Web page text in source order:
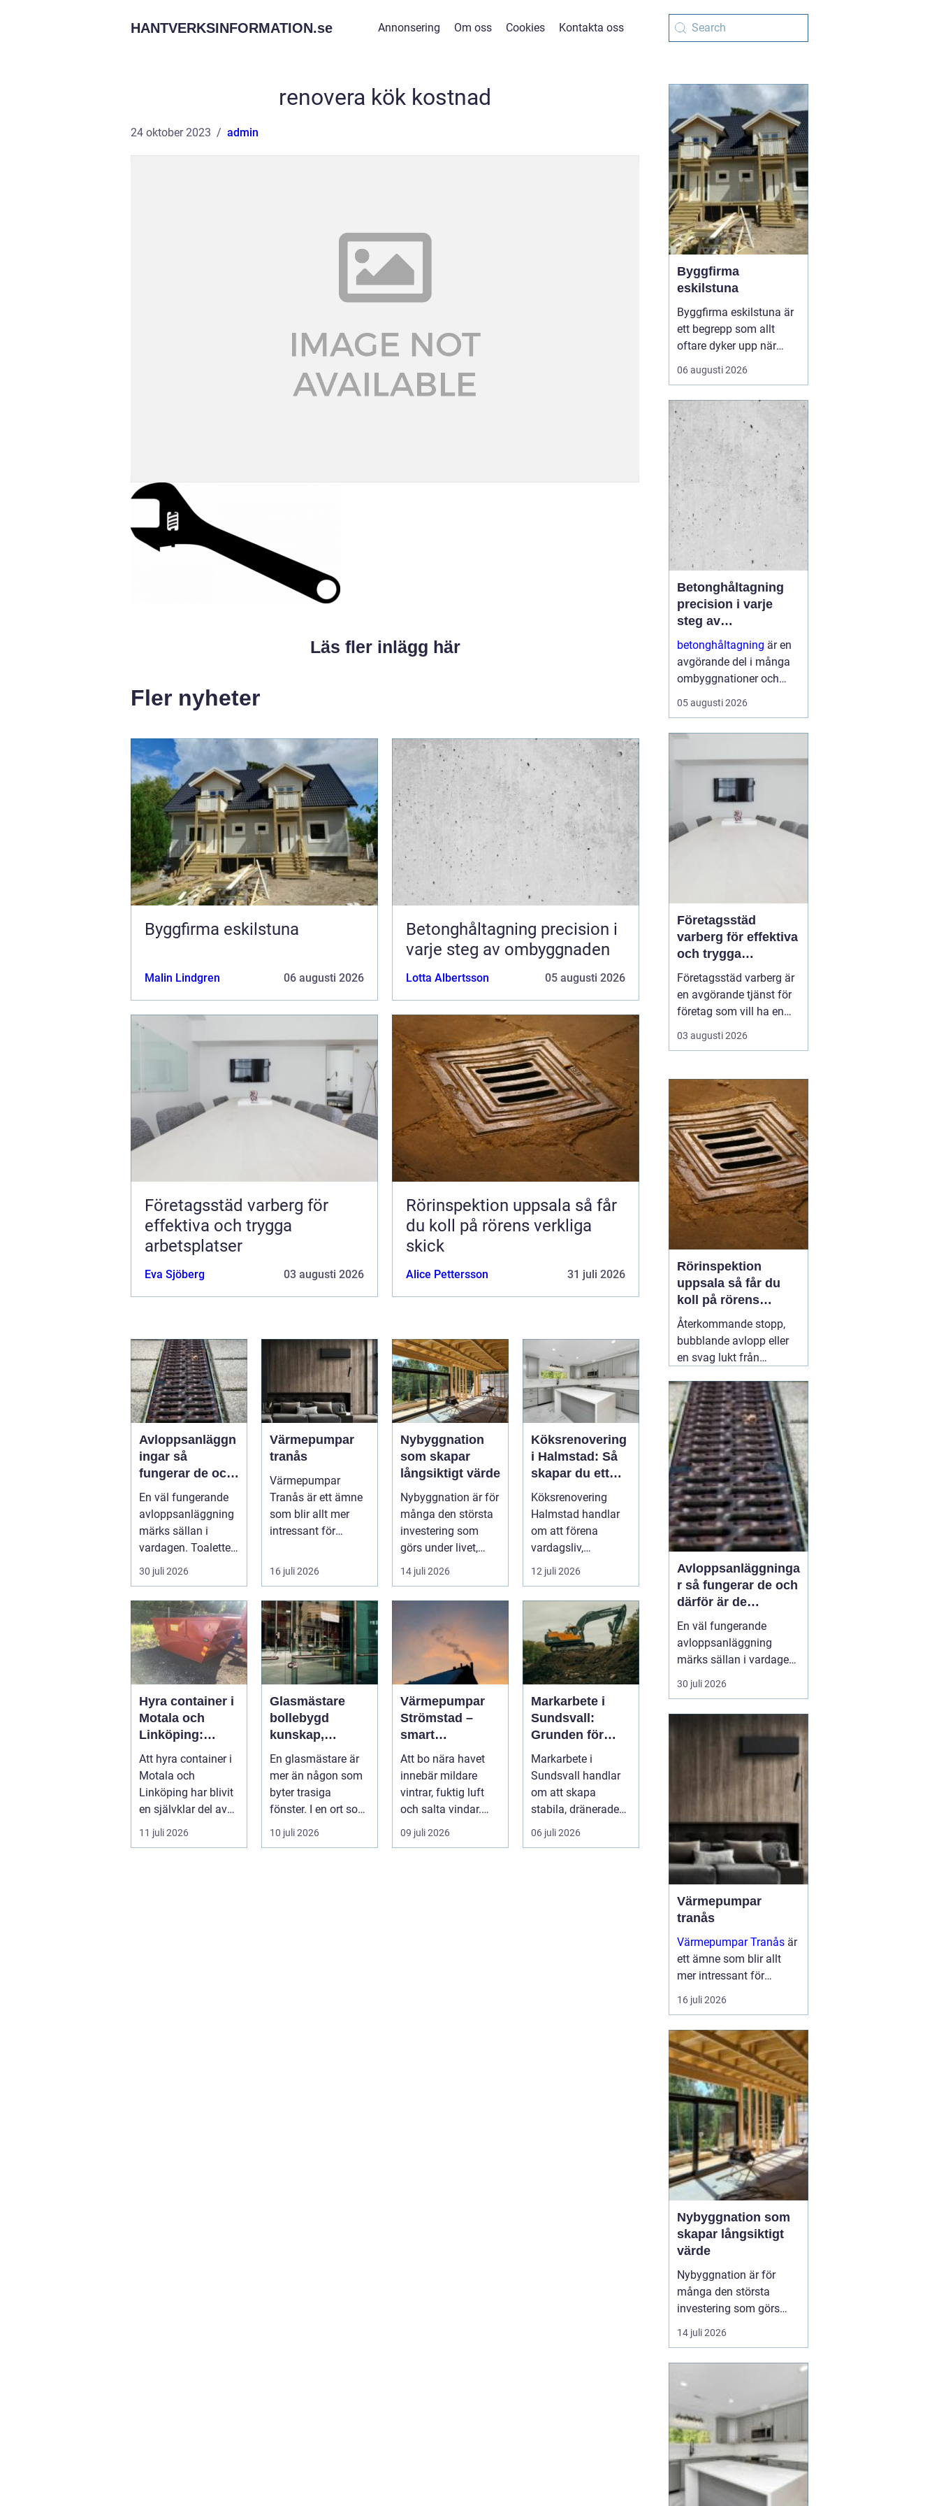
HANTVERKSINFORMATION.se Annonsering Om oss Cookies Kontakta oss
renovera kök kostnad
24 oktober 2023 admin
Läs fler inlägg här
Fler nyheter
Byggfirma eskilstuna
Malin Lindgren 06 augusti 2026
Betonghåltagning precision i
varje steg av ombyggnaden
Lotta Albertsson 05 augusti 2026
Företagsstäd varberg för
effektiva och trygga
arbetsplatser
Eva Sjöberg 03 augusti 2026
Rörinspektion uppsala så får
du koll på rörens verkliga
skick
Alice Pettersson 31 juli 2026
Avloppsanläggn
ingar så
fungerar de och
därför är de
viktigare än
många tror
En väl fungerande
avloppsanläggning
märks sällan i
vardagen. Toaletten
spolas, vattnet
rinner undan ...
30 juli 2026
Värmepumpar
tranås
Värmepumpar
Tranås är ett ämne
som blir allt mer
intressant för
bostadsrättsförenin
gar o...
16 juli 2026
Nybyggnation
som skapar
långsiktigt värde
Nybyggnation är för
många den största
investering som
görs under livet,
b&...
14 juli 2026
Köksrenovering
i Halmstad: Så
skapar du ett
funktionellt och
trivsamt kök
Köksrenovering
Halmstad handlar
om att förena
vardagsliv,
matlagning och
umgänge i et...
12 juli 2026
Hyra container i
Motala och
Linköping:
Smart
avfallshantering
för projekt i alla
storlekar
Att hyra container i
Motala och
Linköping har blivit
en självklar del av
många bygg-...
11 juli 2026
Glasmästare
bollebygd
kunskap,
kvalitet och
smarta
glaslösningar
En glasmästare är
mer än någon som
byter trasiga
fönster. I en ort som
Bollebygd handlar
yrket lika ...
10 juli 2026
Värmepumpar
Strömstad –
smart
uppvärmning i
kustklimat
Att bo nära havet
innebär mildare
vintrar, fuktig luft
och salta vindar.
Det påverka...
09 juli 2026
Markarbete i
Sundsvall:
Grunden för
hållbara hus,
vägar och
Markarbete i
Sundsvall handlar
om att skapa
stabila, dränerade
och funktionella
markytor som kl...
06 juli 2026
Byggfirma
eskilstuna
Byggfirma eskilstuna är
ett begrepp som allt
oftare dyker upp när
privatpersoner och
företag söker trygga
markarbeten i
mälardalen. En väl vald
entreprenör blir
skillnaden mellan ett
smidigt projekt med
hållbart resultat och en
p...
06 augusti 2026
Betonghåltagning
precision i varje
steg av
ombyggnaden
betonghåltagning är en
avgörande del i många
ombyggnationer och
installationer. När nya
rör, ventilation,
befintlig stomme krävs
hål och öppningar...
05 augusti 2026
Företagsstäd
varberg för effektiva
och trygga
arbetsplatser
Företagsstäd varberg är
en avgörande tjänst för
företag som vill ha en
ren, trygg och
professionell
välstädad lokal skapar
inte bara ett bättre
intryck för kunder och
samarbetspartners, utan
påverkar även
medarbetarnas fokus,
hälsa oc...
03 augusti 2026
Rörinspektion
uppsala så får du
koll på rörens
verkliga skick
Återkommande stopp,
bubblande avlopp eller
en svag lukt från
som många ignorerar
lite för länge. Under ytan
kan rören redan vara
slitna, delvis igensatta
eller till och med
spruckna. Med en31 juli
2026
Avloppsanläggninga
r så fungerar de och
därför är de
viktigare än många
tror
En väl fungerande
avloppsanläggning
märks sällan i vardagen.
Toaletten spolas, vattnet
rinner undan och livet
varje spolning ligger ett
skyddar både hälsa och
avloppssystemet inte
fungerar syns pr...
30 juli 2026
Värmepumpar
tranås
Värmepumpar Tranås är
ett ämne som blir allt
mer intressant för
villaägare,
bostadsrättsföreningar
fastighetsägare som vill
sänka sina
energikostnader och
samtidigt mins...
16 juli 2026
Nybyggnation som
skapar långsiktigt
värde
Nybyggnation är för
många den största
investering som görs
under livet, både
känslomässigt och
fritidshus växer fram
från grunden formas inte
bara v&...
14 juli 2026